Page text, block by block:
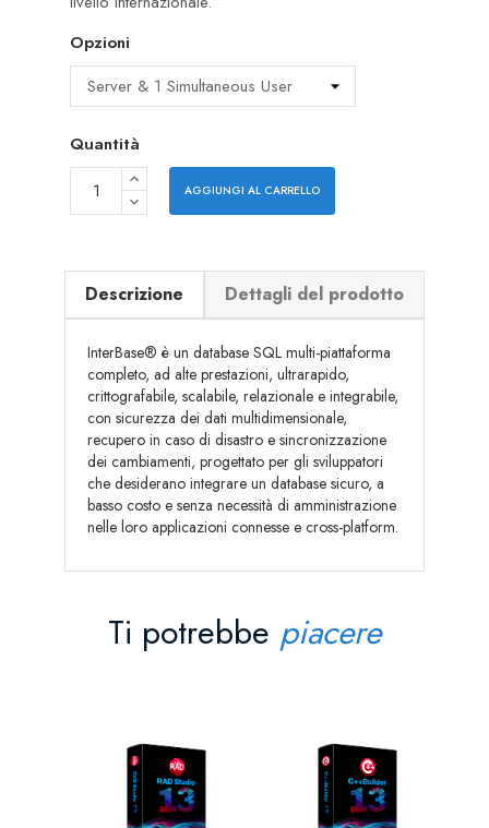
Opzioni
Quantità
AGGIUNGI AL CARRELLO
Descrizione Dettagli del prodotto
InterBase® è un database SQL multi-piattaforma
completo, ad alte prestazioni, ultrarapido,
crittografabile, scalabile, relazionale e integrabile,
con sicurezza dei dati multidimensionale,
recupero in caso di disastro e sincronizzazione
dei cambiamenti, progettato per gli sviluppatori
che desiderano integrare un database sicuro, a
basso costo e senza necessità di amministrazione
nelle loro applicazioni connesse e cross-platform.
Ti potrebbe piacere